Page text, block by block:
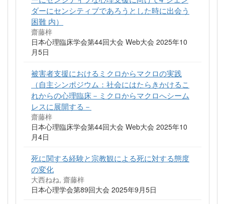
ダーにセンシティブであろうとした時に出会う
困難 内）
齋藤梓
日本心理臨床学会第44回大会 Web大会 2025年10
月5日
被害者支援におけるミクロからマクロの実践
（自主シンポジウム：社会にはたらきかけるこ
れからの心理臨床－ミクロからマクロへシーム
レスに展開する－
齋藤梓
日本心理臨床学会第44回大会 Web大会 2025年10
月4日
死に関する経験と宗教観による死に対する態度
の変化
大西ねね, 齋藤梓
日本心理学会第89回大会 2025年9月5日